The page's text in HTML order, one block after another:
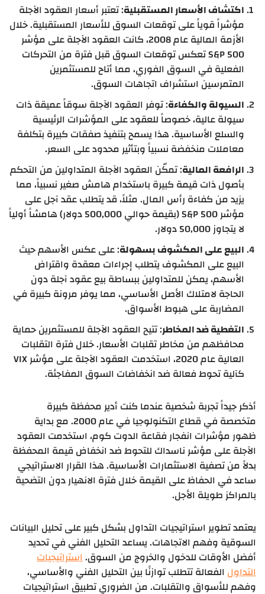
اكتشاف الأسعار المستقبلية: تعتبر أسعار العقود الآجلة
مؤشراً قوياً على توقعات السوق للأسعار المستقبلية. خلال
الأزمة المالية عام 2008، كانت العقود الآجلة على مؤشر
S&P 500 تعكس توقعات السوق قبل فترة من التحركات
الفعلية في السوق الفوري، مما أتاح للمستثمرين
المتمرسين استشراف اتجاهات السوق.
السيولة والكفاءة: توفر العقود الآجلة سوقاً عميقة ذات
سيولة عالية، خصوصاً للعقود على المؤشرات الرئيسية
والسلع الأساسية. هذا يسمح بتنفيذ صفقات كبيرة بتكلفة
معاملات منخفضة نسبياً وبتأثير محدود على السعر.
الرافعة المالية: تمكّن العقود الآجلة المتداولين من التحكم
بأصول ذات قيمة كبيرة باستخدام هامش صغير نسبياً، مما
يزيد من كفاءة رأس المال. مثلاً، قد يتطلب عقد آجل على
مؤشر S&P 500 (بقيمة حوالي 500,000 دولار) هامشاً أولياً
لا يتجاوز 50,000 دولار.
البيع على المكشوف بسهولة: على عكس الأسهم حيث
البيع على المكشوف يتطلب إجراءات معقدة واقتراض
الأسهم، يمكن للمتداولين ببساطة بيع عقود آجلة دون
الحاجة لامتلاك الأصل الأساسي، مما يوفر مرونة كبيرة في
المضاربة على هبوط الأسواق.
التغطية ضد المخاطر: تتيح العقود الآجلة للمستثمرين حماية
محافظهم من مخاطر تقلبات الأسعار. خلال فترة التقلبات
العالية عام 2020، استخدمت العقود الآجلة على مؤشر VIX
كآلية تحوط فعالة ضد انخفاضات السوق المفاجئة.
أذكر جيداً تجربة شخصية عندما كنت أدير محفظة كبيرة
متخصصة في قطاع التكنولوجيا في عام 2000. مع بداية
ظهور مؤشرات انفجار فقاعة الدوت كوم، استخدمت العقود
الآجلة على مؤشر ناسداك للتحوط ضد انخفاض قيمة المحفظة
بدلاً من تصفية الاستثمارات الأساسية. هذا القرار الاستراتيجي
ساعد في الحفاظ على القيمة خلال فترة الانهيار دون التضحية
بالمراكز طويلة الأجل.
يعتمد تطوير استراتيجيات التداول بشكل كبير على تحليل البيانات
السوقية وفهم الاتجاهات. يساعد التحليل الفني في تحديد
أفضل الأوقات للدخول والخروج من السوق.استراتيجيات
التداول الفعالة تتطلب توازنًا بين التحليل الفني والأساسي،
وفهم للأسواق والتقلبات. من الضروري تطبيق استراتيجيات